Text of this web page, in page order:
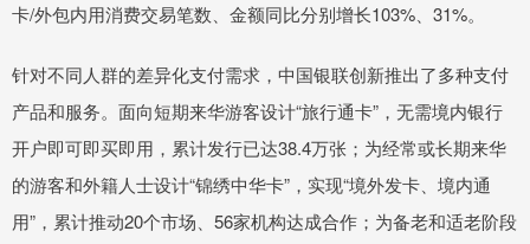
卡/外包内用消费交易笔数、金额同比分别增长103%、31%。
针对不同人群的差异化支付需求，中国银联创新推出了多种支付
产品和服务。面向短期来华游客设计“旅行通卡”，无需境内银行
开户即可即买即用，累计发行已达38.4万张；为经常或长期来华
的游客和外籍人士设计“锦绣中华卡”，实现“境外发卡、境内通
用”，累计推动20个市场、56家机构达成合作；为备老和适老阶段